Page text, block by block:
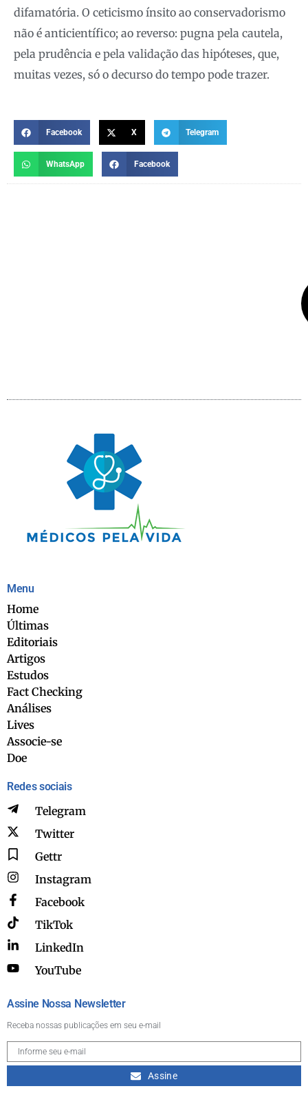
difamatória. O ceticismo ínsito ao conservadorismo
não é anticientífico; ao reverso: pugna pela cautela,
pela prudência e pela validação das hipóteses, que,
muitas vezes, só o decurso do tempo pode trazer.
Facebook X Telegram
WhatsApp Facebook
Menu
Home
Últimas
Editoriais
Artigos
Estudos
Fact Checking
Análises
Lives
Associe-se
Doe
Redes sociais
Telegram
Twitter
Gettr
Instagram
Facebook
TikTok
LinkedIn
YouTube
Assine Nossa Newsletter
Receba nossas publicações em seu e-mail
Assine